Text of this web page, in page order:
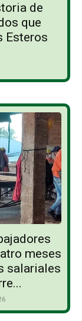
de
que
Esteros
meses
salariales